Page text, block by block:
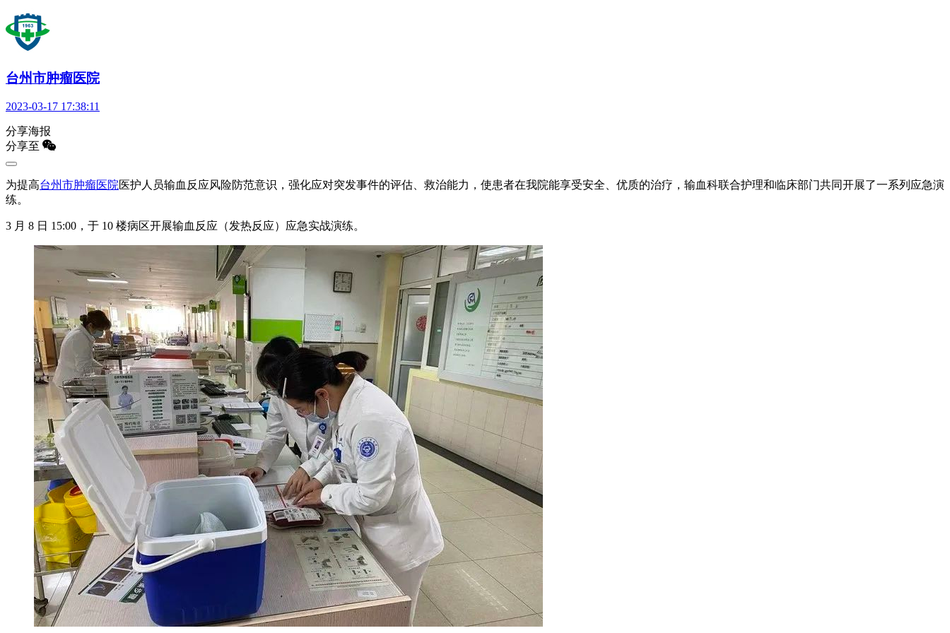
台州市肿瘤医院
2023-03-17 17:38:11
分享海报
分享至
为提高台州市肿瘤医院医护人员输血反应风险防范意识，强化应对突发事件的评估、救治能力，使患者在我院能享受安全、优质的治疗，输血科联合护理和临床部门共同开展了一系列应急演
练。
3 月 8 日 15:00，于 10 楼病区开展输血反应（发热反应）应急实战演练。